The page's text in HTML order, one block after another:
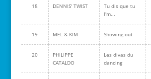
18 DENNIS' TWIST
Tu dis que tu
l'm...
19 MEL & KIM Showing out
20
PHILIPPE
CATALDO
Les divas du
dancing